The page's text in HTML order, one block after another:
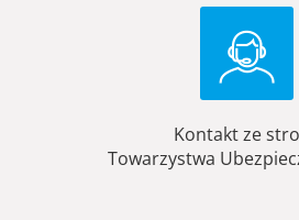
Kontakt ze
Towarzystwa